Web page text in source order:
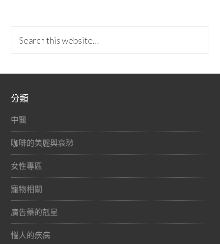
分類
中醫
咖啡的美麗與哀愁
女性專區
寵物相關
廣告藥的剋星
惱人的疾病